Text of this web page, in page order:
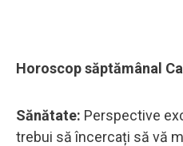
Horoscop săptămânal
Sănătate: Perspective
trebui să încercați să vă